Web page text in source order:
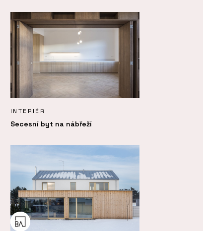
INTERIÉR
Secesní byt na nábřeží